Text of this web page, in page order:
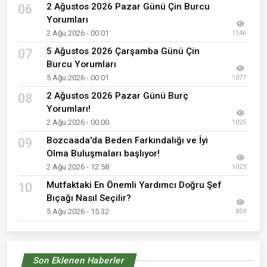
06
2 Ağustos 2026 Pazar Günü Çin Burcu
Yorumları
2 Ağu 2026 - 00:01 1146
07
5 Ağustos 2026 Çarşamba Günü Çin
Burcu Yorumları
5 Ağu 2026 - 00:01 1077
08
2 Ağustos 2026 Pazar Günü Burç
Yorumları!
2 Ağu 2026 - 00:00 1025
09
Bozcaada'da Beden Farkındalığı ve İyi
Olma Buluşmaları başlıyor!
2 Ağu 2026 - 12:58 1023
10
Mutfaktaki En Önemli Yardımcı Doğru Şef
Bıçağı Nasıl Seçilir?
5 Ağu 2026 - 15:32 859
Son Eklenen Haberler